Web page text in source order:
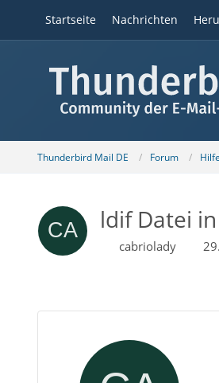
Startseite Nachrichten
Thunderbird Mail DE Forum
ldif Datei
cabriolady